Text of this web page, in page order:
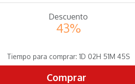
Descuento
43%
Tiempo para comprar: 1D 02H 51M 45S
Comprar